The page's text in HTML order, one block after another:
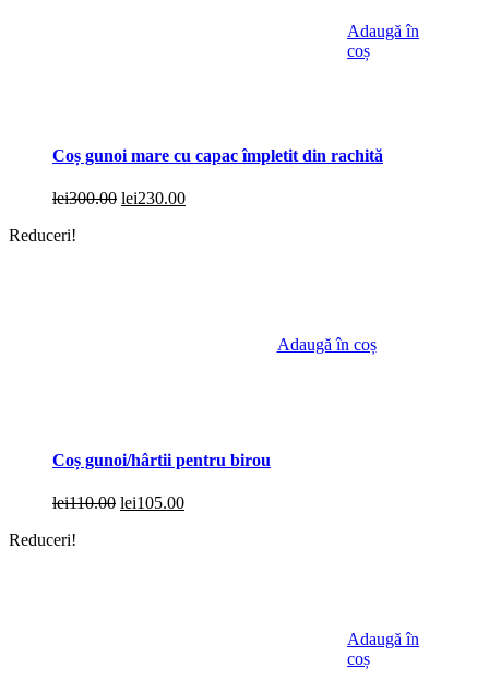
Adaugă în
coș
Coș gunoi mare cu capac împletit din rachită
lei300.00 Prețul
lei230.00Prețul
Reduceri!
Adaugă în coș
Coș gunoi/hârtii pentru birou
lei110.00 Prețul
lei105.00Prețul
Reduceri!
Adaugă în
coș